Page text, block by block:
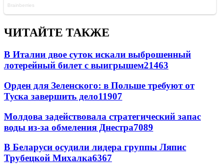
ЧИТАЙТЕ ТАКЖЕ
В Италии двое суток искали выброшенный
лотерейный билет с выигрышем21463
Орден для Зеленского: в Польше требуют от
Туска завершить дело11907
Молдова задействовала стратегический запас
воды из-за обмеления Днестра7089
В Беларуси осудили лидера группы Ляпис
Трубецкой Михалка6367